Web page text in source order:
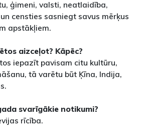
ģimeni, valsti, neatlaidība,
censties sasniegt savus mērķus
apstākļiem.
aizceļot? Kāpēc?
iepazīt pavisam citu kultūru,
tā varētu būt Ķīna, Indija,
svarīgākie notikumi?
rīcība.